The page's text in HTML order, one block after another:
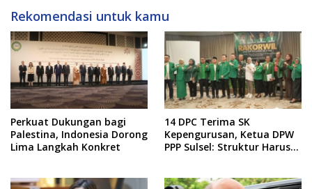
Rekomendasi untuk kamu
Perkuat Dukungan bagi
Palestina, Indonesia Dorong
Lima Langkah Konkret
14 DPC Terima SK
Kepengurusan, Ketua DPW
PPP Sulsel: Struktur Harus